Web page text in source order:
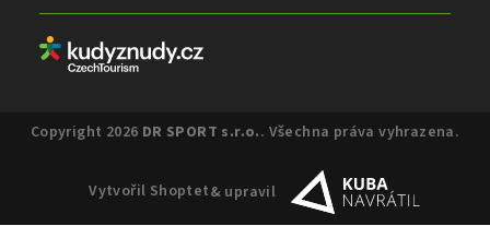
Copyright 2026 DR SPORT s.r.o.. Všechna práva vyhrazena.
Vytvořil Shoptet& upravil